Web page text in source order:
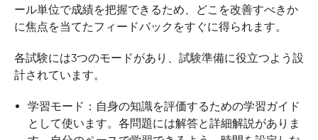
ール単位で成績を把握できるため、どこを改善すべきか
に焦点を当てたフィードバックをすぐに得られます。
各試験には3つのモードがあり、試験準備に役立つよう設
計されています。
学習モード：自身の知識を評価するための学習ガイド
として使います。各問題には解答と詳細解説がありま